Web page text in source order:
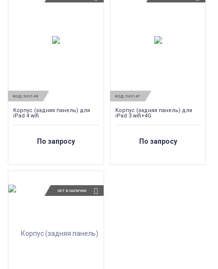
КОД: 542148
Корпус (задняя панель) для
iPad 4 wifi
По запросу
КОД: 542147
Корпус (задняя панель) для
iPad 3 wifi+4G
По запросу
НЕТ В НАЛИЧИИ